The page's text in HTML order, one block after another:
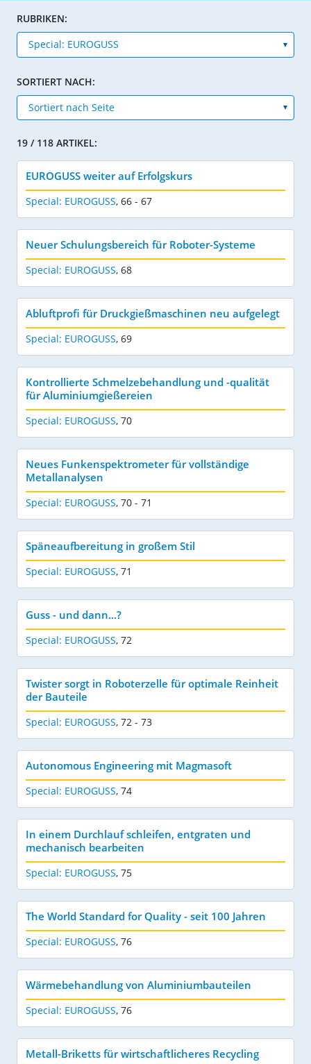
RUBRIKEN:
SORTIERT NACH:
19 / 118 ARTIKEL:
EUROGUSS weiter auf Erfolgskurs
Special: EUROGUSS, 66 - 67
Neuer Schulungsbereich für Roboter-Systeme
Special: EUROGUSS, 68
Abluftprofi für Druckgießmaschinen neu aufgelegt
Special: EUROGUSS, 69
Kontrollierte Schmelzebehandlung und -qualität
für Aluminiumgießereien
Special: EUROGUSS, 70
Neues Funkenspektrometer für vollständige
Metallanalysen
Special: EUROGUSS, 70 - 71
Späneaufbereitung in großem Stil
Special: EUROGUSS, 71
Guss - und dann...?
Special: EUROGUSS, 72
Twister sorgt in Roboterzelle für optimale Reinheit
der Bauteile
Special: EUROGUSS, 72 - 73
Autonomous Engineering mit Magmasoft
Special: EUROGUSS, 74
In einem Durchlauf schleifen, entgraten und
mechanisch bearbeiten
Special: EUROGUSS, 75
The World Standard for Quality - seit 100 Jahren
Special: EUROGUSS, 76
Wärmebehandlung von Aluminiumbauteilen
Special: EUROGUSS, 76
Metall-Briketts für wirtschaftlicheres Recycling